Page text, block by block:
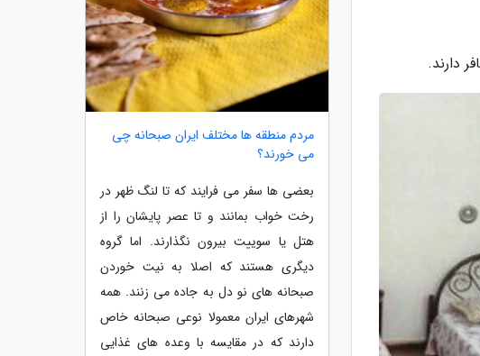
مردم منطقه ها مختلف ایران صبحانه چی
می خورند؟
بعضی ها سفر می فرایند که تا لنگ ظهر در
رخت خواب بمانند و تا عصر پایشان را از
هتل یا سوییت بیرون نگذارند. اما گروه
دیگری هستند که اصلا به نیت خوردن
صبحانه های نو دل به جاده می زنند. همه
شهرهای ایران معمولا نوعی صبحانه خاص
دارند که در مقایسه با وعده های غذایی